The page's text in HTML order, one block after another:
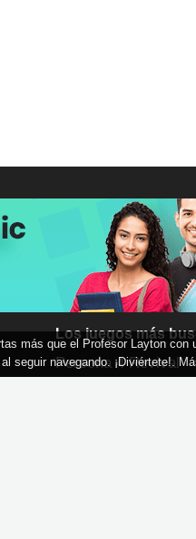
Los juegos más
Persona 4 Revival
más que el Profesor Layton
seguir navegando. ¡Diviértete!.